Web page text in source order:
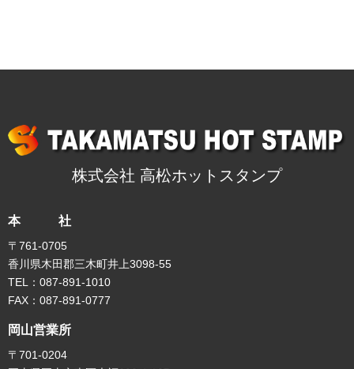
株式会社 高松ホットスタンプ
本 社
〒761-0705
香川県木田郡三木町井上3098-55
TEL：087-891-1010
FAX：087-891-0777
岡山営業所
〒701-0204